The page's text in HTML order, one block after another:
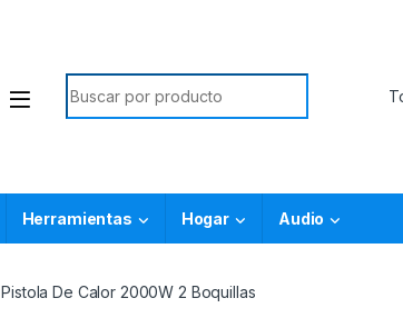
Herramientas Hogar Audio
Pistola De Calor 2000W 2 Boquillas